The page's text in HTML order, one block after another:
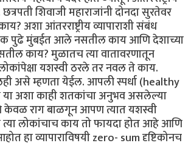
शिवाजी महाराजांनी दोनदा सुरतेवर
अशा आंतरराष्ट्रीय व्यापाराशी संबंध
पुढे मुंबईत आले नसतील काय आणि देशाच्या
काय? मुळातच त्या वातावरणातून
यशस्वी ठरले तर नवल ते काय.
असे म्हणता येईल. आपली स्पर्धा (healthy
अशा काही शतकांचा अनुभव असलेल्या
राग बाळगून आपण त्यात यशस्वी
त्या लोकांचाच काय तो फायदा होत आहे आणि
हा व्यापाराविषयी zero- sum दृष्टिकोनच